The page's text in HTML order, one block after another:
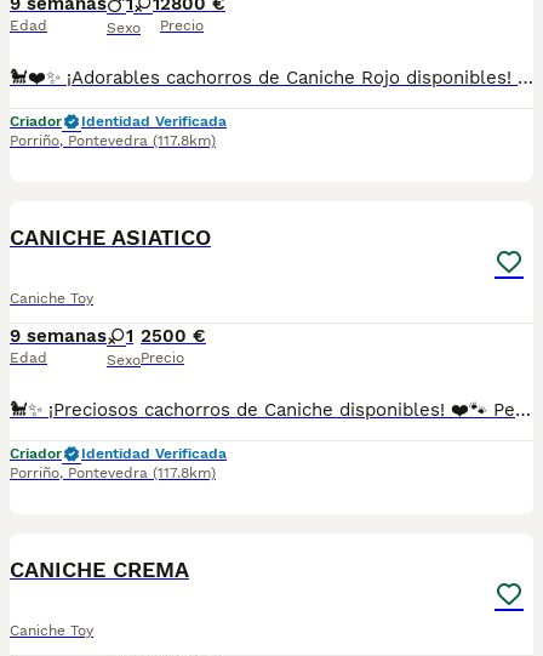
Edad Sexo Precio
🐩❤️✨ ¡Adorables cachorros de Caniche Rojo disponibles! 🐾 Con su precioso color rojizo y su aspecto encantador, estos pequeños destacan por su elegancia, inteligencia y carácter tan cariñoso. 🥰 Son juguetones, sociables y perfectos para quienes buscan un compañero fiel y lleno de alegría. 🏡💕 🌟 Un color especial y una raza llena de encanto. ✅ Criados con mucho mimo y atención. ✅ Se entregan con la edad adecuada. ✅ Desparasitados y con la documentación correspondiente según su edad. 📸 Fotos y vídeos disponibles por WhatsApp sin compromiso. 📲 **Más información:** 687482079 📍 Galicia, Madrid, Valencia, Barcelona, Sevilla, Almería, Pamplona.
Criador
Identidad Verificada
Porriño, Pontevedra (117.8km)
CANICHE ASIATICO
Caniche Toy
9 semanas
Edad
1
Sexo
2500 €
Precio
🐩✨ ¡Preciosos cachorros de Caniche disponibles! ❤️🐾 Pequeños, elegantes y llenos de ternura. 🥰 Estos encantadores cachorros destacan por su inteligencia, su carácter dulce y su gran capacidad para crear un vínculo especial con su familia. Son juguetones, cariñosos y perfectos para llenar cualquier hogar de alegría. 🏡💕 🌟 Caniches con mucho encanto y una personalidad única. ✅ Criados con mucho mimo y dedicación. ✅ Se entregan con la edad adecuada. ✅ Desparasitados y con la documentación correspondiente según su edad. 📸 Fotos y vídeos disponibles por WhatsApp sin compromiso. 📲 **Más información:** 687482079 📍 Galicia, Madrid, Valencia, Barcelona, Sevilla, Almería, Pamplona.
Criador
Identidad Verificada
Porriño, Pontevedra (117.8km)
CANICHE CREMA
Caniche Toy